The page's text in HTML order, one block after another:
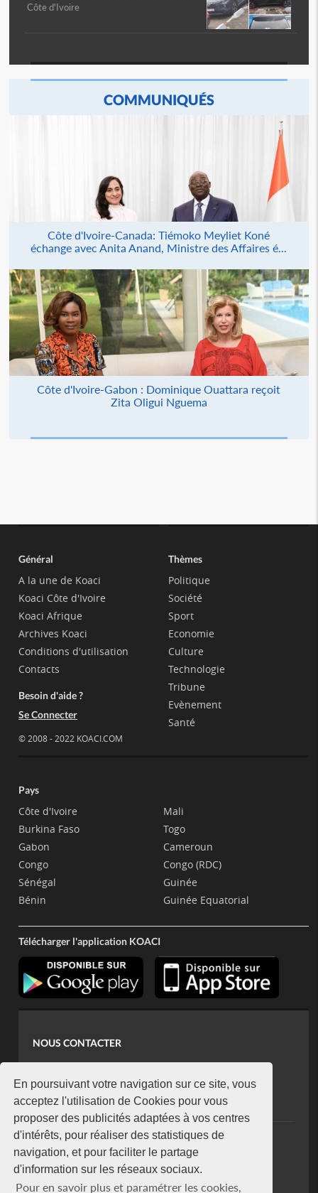
En poursuivant votre navigation sur ce site, vous
acceptez l'utilisation de Cookies pour vous
proposer des publicités adaptées à vos centres
d'intérêts, pour réaliser des statistiques de
navigation, et pour faciliter le partage
d'information sur les réseaux sociaux.
Pour en savoir plus et paramétrer les cookies,
Côte d'Ivoire
COMMUNIQUÉS
Côte d'Ivoire-Canada: Tiémoko Meyliet Koné
échange avec Anita Anand, Ministre des Affaires é...
Côte d'Ivoire-Gabon : Dominique Ouattara reçoit
Zita Oligui Nguema
Général
A la une de Koaci
Koaci Côte d'Ivoire
Koaci Afrique
Archives Koaci
Conditions d'utilisation
Contacts
Besoin d'aide ?
Se Connecter
© 2008 - 2022 KOACI.COM
Thèmes
Politique
Société
Sport
Economie
Culture
Technologie
Tribune
Evènement
Santé
Pays
Côte d'Ivoire
Burkina Faso
Gabon
Congo
Sénégal
Bénin
Mali
Togo
Cameroun
Congo (RDC)
Guinée
Guinée Equatorial
Télécharger l'application KOACI
NOUS CONTACTER
koaci@yahoo.fr
+225 07 08 85 52 93
NEWSLETTER
Restez connecté via notre newsletter
S'abonner